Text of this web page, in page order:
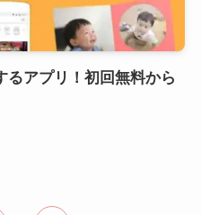
アプリ！初回無料から